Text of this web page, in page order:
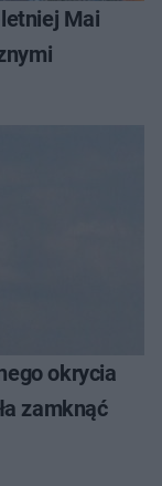
Mai
okrycia
zamknąć